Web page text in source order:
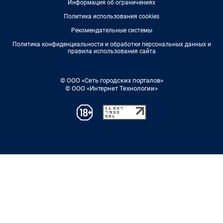
Информация об ограничениях
Политика использования cookies
Рекомендательные системы
Политика конфиденциальности и обработки персональных данных и
правила использования сайта
© ООО «Сеть городских порталов»
© ООО «Интернет Технологии»